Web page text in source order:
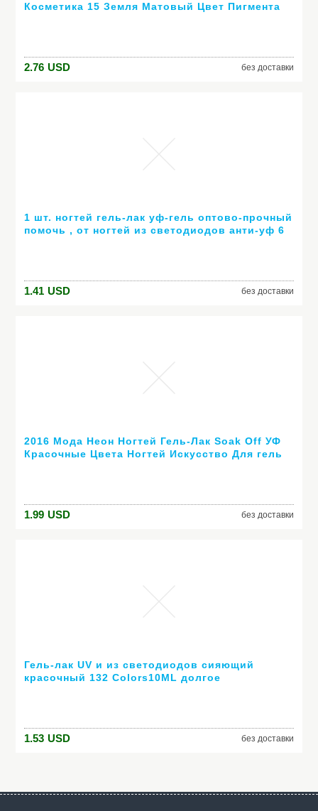
Косметика 15 Земля Матовый Цвет Пигмента
2.76 USD без доставки
1 шт. ногтей гель-лак уф-гель оптово-прочный
помочь , от ногтей из светодиодов анти-уф 6
1.41 USD без доставки
2016 Мода Неон Ногтей Гель-Лак Soak Off УФ
Красочные Цвета Ногтей Искусство Для гель
1.99 USD без доставки
Гель-лак UV и из светодиодов сияющий
красочный 132 Colors10ML долгое
1.53 USD без доставки